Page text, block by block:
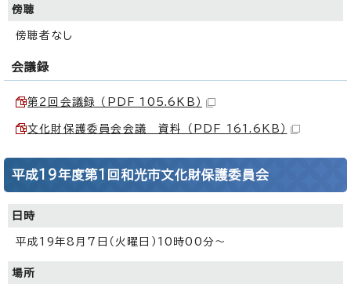
傍聴
傍聴者なし
会議録
第2回会議録 （PDF 105.6KB）
文化財保護委員会会議 資料 （PDF 161.6KB）
平成19年度第1回和光市文化財保護委員会
日時
平成19年8月7日（火曜日）10時00分～
場所